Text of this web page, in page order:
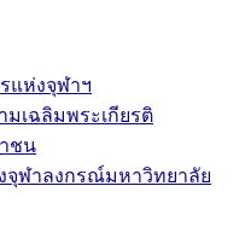
แห่งจุฬาฯ
เฉลิมพระเกียรติ
ชน
จุฬาลงกรณ์มหาวิทยาลัย